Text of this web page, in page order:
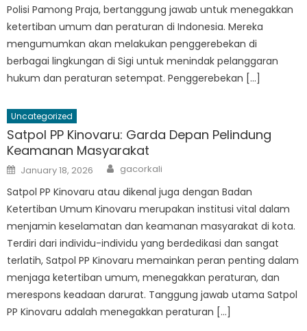
Polisi Pamong Praja, bertanggung jawab untuk menegakkan
ketertiban umum dan peraturan di Indonesia. Mereka
mengumumkan akan melakukan penggerebekan di
berbagai lingkungan di Sigi untuk menindak pelanggaran
hukum dan peraturan setempat. Penggerebekan […]
Uncategorized
Satpol PP Kinovaru: Garda Depan Pelindung
Keamanan Masyarakat
Posted
on
January 18, 2026 Author
gacorkali
Satpol PP Kinovaru atau dikenal juga dengan Badan
Ketertiban Umum Kinovaru merupakan institusi vital dalam
menjamin keselamatan dan keamanan masyarakat di kota.
Terdiri dari individu-individu yang berdedikasi dan sangat
terlatih, Satpol PP Kinovaru memainkan peran penting dalam
menjaga ketertiban umum, menegakkan peraturan, dan
merespons keadaan darurat. Tanggung jawab utama Satpol
PP Kinovaru adalah menegakkan peraturan […]